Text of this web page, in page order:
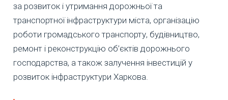
за розвиток і утримання дорожньої та
транспортної інфраструктури міста, організацію
роботи громадського транспорту, будівництво,
ремонт і реконструкцію об’єктів дорожнього
господарства, а також залучення інвестицій у
розвиток інфраструктури Харкова.